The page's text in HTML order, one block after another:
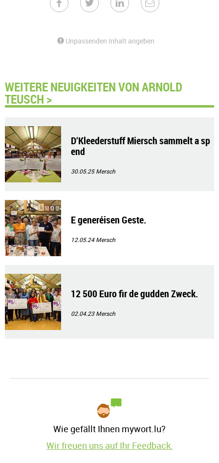
Unpassenden Inhalt angeben
WEITERE NEUIGKEITEN VON ARNOLD
TEUSCH >
D‘Kleederstuff Miersch sammelt a sp
end
30.05.25Mersch
E generéisen Geste.
12.05.24Mersch
12 500 Euro fir de gudden Zweck.
02.04.23Mersch
Wie gefällt Ihnen mywort.lu?
Wir freuen uns auf Ihr Feedback.